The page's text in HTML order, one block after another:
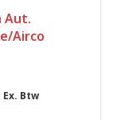
Aut.
Airco
Ex. Btw